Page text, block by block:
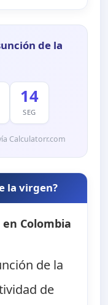
de la
13
SEG
Calculatorr.com
la virgen?
Colombia
de la
de